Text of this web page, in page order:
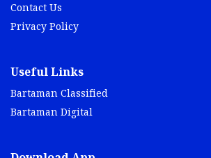
Contact Us
Privacy Policy
Useful Links
Bartaman Classified
Bartaman Digital